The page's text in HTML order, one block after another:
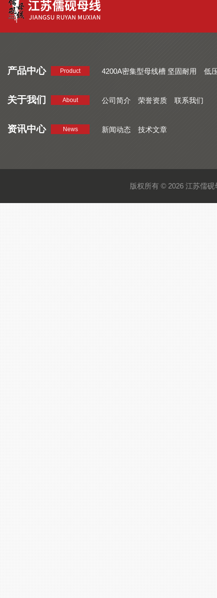
产品中心 Product 4200A密集型母线槽 坚固耐用
低
关于我们 About 公司简介 荣誉资质 联系我们
资讯中心 News 新闻动态 技术文章
版权所有 © 2026 江苏儒